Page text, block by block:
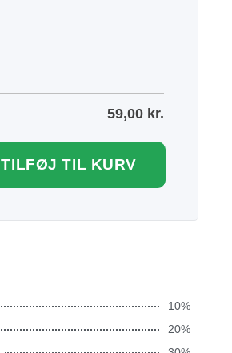
59,00 kr.
TILFØJ TIL KURV
10%
20%